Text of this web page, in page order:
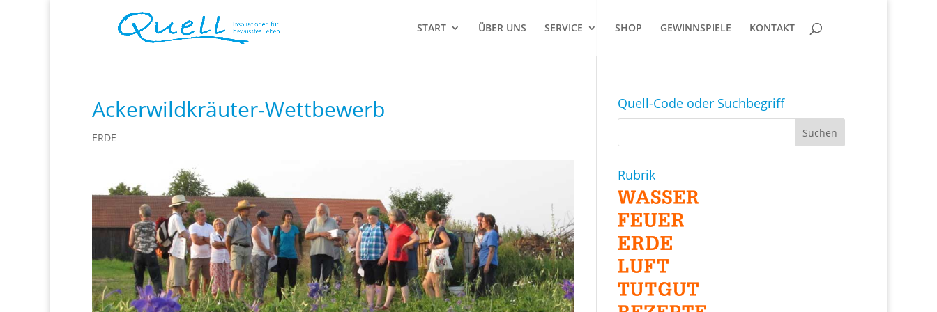
START ÜBER UNS SERVICE SHOP GEWINNSPIELE KONTAKT
Ackerwildkräuter-Wettbewerb
ERDE
Quell-Code oder Suchbegriff
Rubrik